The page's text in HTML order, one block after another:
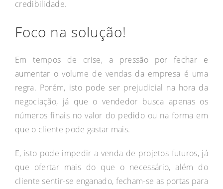
credibilidade.
Foco na solução!
Em tempos de crise, a pressão por fechar e
aumentar o volume de vendas da empresa é uma
regra. Porém, isto pode ser prejudicial na hora da
negociação, já que o vendedor busca apenas os
números finais no valor do pedido ou na forma em
que o cliente pode gastar mais.
E, isto pode impedir a venda de projetos futuros, já
que ofertar mais do que o necessário, além do
cliente sentir-se enganado, fecham-se as portas para